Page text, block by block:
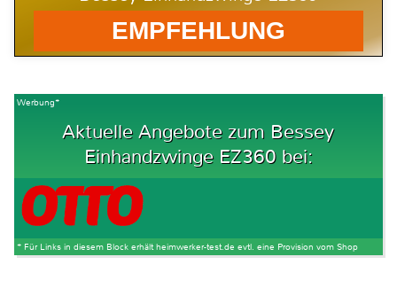
EMPFEHLUNG
Werbung*
Aktuelle Angebote zum Bessey
Einhandzwinge EZ360 bei:
* Für Links in diesem Block erhält heimwerker-test.de evtl. eine Provision vom Shop